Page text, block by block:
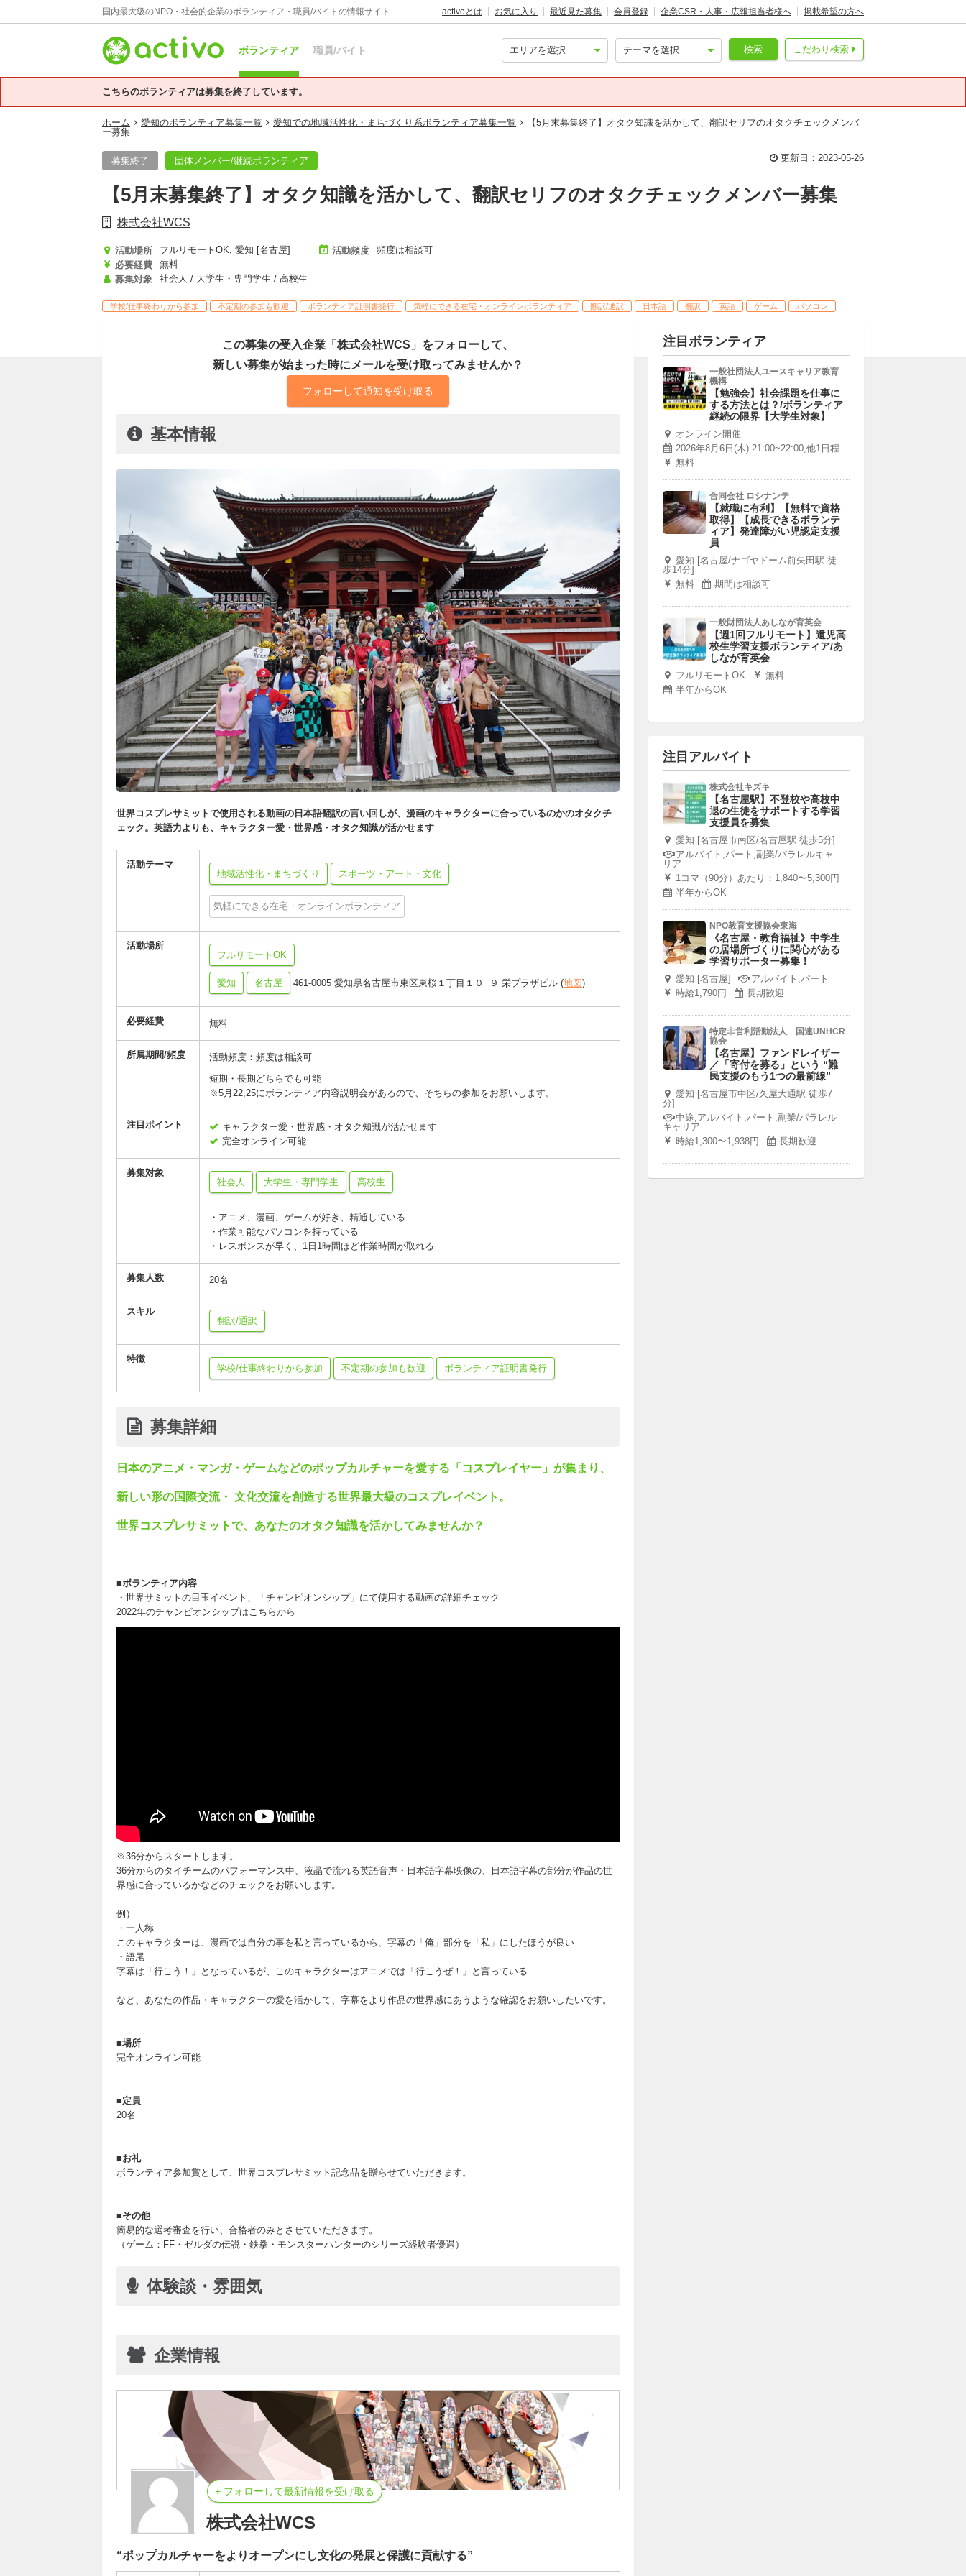
国内最大級のNPO・社会的企業のボランティア・職員/バイトの情報サイト activoとは お気に入り 最近見た募集 会員登録 企業CSR・人事・広報担当者様へ 掲載希望の方へ
ボランティア 職員/バイト こだわり検索
検索
こちらのボランティアは募集を終了しています。
ホーム 愛知のボランティア募集一覧 愛知での地域活性化・まちづくり系ボランティア募集一覧
【5月末募集終了】オタク知識を活かして、翻訳セリフのオタクチェックメンバ
ー募集
募集終了 団体メンバー/継続ボランティア 更新日：2023-05-26
【5月末募集終了】オタク知識を活かして、翻訳セリフのオタクチェックメンバー募集
株式会社WCS
活動場所
フルリモートOK, 愛知 [名古屋]
必要経費
無料
募集対象
社会人 / 大学生・専門学生 / 高校生
活動頻度 頻度は相談可
学校/仕事終わりから参加 不定期の参加も歓迎 ボランティア証明書発行 気軽にできる在宅・オンラインボランティア 翻訳/通訳 日本語 翻訳 英語 ゲーム パソコン
この募集の受入企業「株式会社WCS」をフォローして、
新しい募集が始まった時にメールを受け取ってみませんか？
フォローして通知を受け取る
基本情報
世界コスプレサミットで使用される動画の日本語翻訳の言い回しが、漫画のキャラクターに合っているのかのオタクチ
ェック。英語力よりも、キャラクター愛・世界感・オタク知識が活かせます
活動テーマ
地域活性化・まちづくり
スポーツ・アート・文化
気軽にできる在宅・オンラインボランティア
活動場所
フルリモートOK
愛知 名古屋 461-0005 愛知県名古屋市東区東桜１丁目１０−９ 栄プラザビル (地図)
必要経費 無料
所属期間/頻度
活動頻度：頻度は相談可
短期・長期どちらでも可能
※5月22,25にボランティア内容説明会があるので、そちらの参加をお願いします。
注目ポイント
キャラクター愛・世界感・オタク知識が活かせます
完全オンライン可能
募集対象
社会人
大学生・専門学生 高校生
・アニメ、漫画、ゲームが好き、精通している
・作業可能なパソコンを持っている
・レスポンスが早く、1日1時間ほど作業時間が取れる
募集人数 20名
スキル
翻訳/通訳
特徴
学校/仕事終わりから参加
不定期の参加も歓迎 ボランティア証明書発行
募集詳細
日本のアニメ・マンガ・ゲームなどのポップカルチャーを愛する「コスプレイヤー」が集まり、
新しい形の国際交流・ 文化交流を創造する世界最大級のコスプレイベント。
世界コスプレサミットで、あなたのオタク知識を活かしてみませんか？
■ボランティア内容
・世界サミットの目玉イベント、「チャンピオンシップ」にて使用する動画の詳細チェック
2022年のチャンピオンシップはこちらから
※36分からスタートします。
36分からのタイチームのパフォーマンス中、液晶で流れる英語音声・日本語字幕映像の、日本語字幕の部分が作品の世
界感に合っているかなどのチェックをお願いします。
例）
・一人称
このキャラクターは、漫画では自分の事を私と言っているから、字幕の「俺」部分を「私」にしたほうが良い
・語尾
字幕は「行こう！」となっているが、このキャラクターはアニメでは「行こうぜ！」と言っている
など、あなたの作品・キャラクターの愛を活かして、字幕をより作品の世界感にあうような確認をお願いしたいです。
■場所
完全オンライン可能
■定員
20名
■お礼
ボランティア参加賞として、世界コスプレサミット記念品を贈らせていただきます。
■その他
簡易的な選考審査を行い、合格者のみとさせていただきます。
（ゲーム：FF・ゼルダの伝説・鉄拳・モンスターハンターのシリーズ経験者優遇）
体験談・雰囲気
企業情報
+ フォローして最新情報を受け取る
株式会社WCS
“ポップカルチャーをよりオープンにし文化の発展と保護に貢献する”
注目ボランティア
一般社団法人ユースキャリア教育
機構
【勉強会】社会課題を仕事に
する方法とは？/ボランティア
継続の限界【大学生対象】
オンライン開催
2026年8月6日(木) 21:00~22:00,他1日程
無料
合同会社 ロシナンテ
【就職に有利】【無料で資格
取得】【成長できるボランテ
ィア】発達障がい児認定支援
員
愛知 [名古屋/ナゴヤドーム前矢田駅 徒
歩14分]
無料
期間は相談可
一般財団法人あしなが育英会
【週1回フルリモート】遺児高
校生学習支援ボランティア/あ
しなが育英会
フルリモートOK
無料
半年からOK
注目アルバイト
株式会社キズキ
【名古屋駅】不登校や高校中
退の生徒をサポートする学習
支援員を募集
愛知 [名古屋市南区/名古屋駅 徒歩5分]
アルバイト,パート,副業/パラレルキャ
リア
1コマ（90分）あたり：1,840〜5,300円
半年からOK
NPO教育支援協会東海
《名古屋・教育福祉》中学生
の居場所づくりに関心がある
学習サポーター募集！
愛知 [名古屋]
アルバイト,パート
時給1,790円
長期歓迎
特定非営利活動法人 国連UNHCR
協会
【名古屋】ファンドレイザー
／「寄付を募る」という “難
民支援のもう1つの最前線”
愛知 [名古屋市中区/久屋大通駅 徒歩7
分]
中途,アルバイト,パート,副業/パラレル
キャリア
時給1,300〜1,938円
長期歓迎